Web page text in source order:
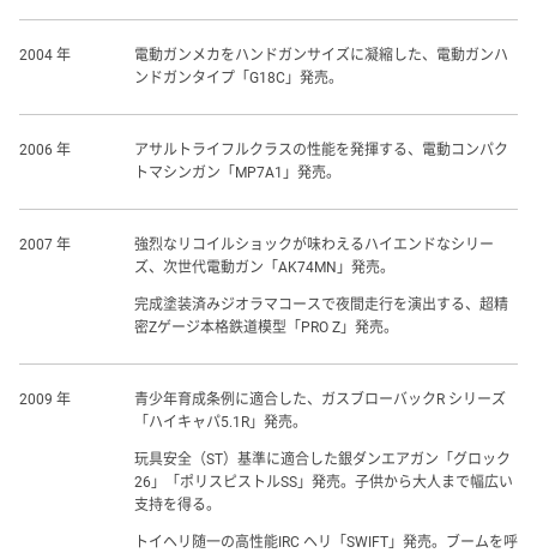
2004 年
電動ガンメカをハンドガンサイズに凝縮した、電動ガンハ
ンドガンタイプ「G18C」発売。
2006 年
アサルトライフルクラスの性能を発揮する、電動コンパク
トマシンガン「MP7A1」発売。
2007 年
強烈なリコイルショックが味わえるハイエンドなシリー
ズ、次世代電動ガン「AK74MN」発売。
完成塗装済みジオラマコースで夜間走行を演出する、超精
密Zゲージ本格鉄道模型「PRO Z」発売。
2009 年
青少年育成条例に適合した、ガスブローバックR シリーズ
「ハイキャパ5.1R」発売。
玩具安全（ST）基準に適合した銀ダンエアガン「グロック
26」「ポリスピストルSS」発売。子供から大人まで幅広い
支持を得る。
トイヘリ随一の高性能IRC ヘリ「SWIFT」発売。ブームを呼